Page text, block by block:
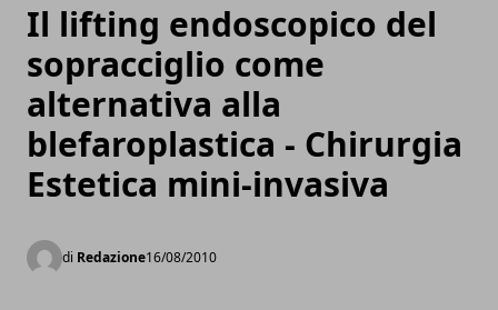
Il lifting endoscopico del
sopracciglio come
alternativa alla
blefaroplastica - Chirurgia
Estetica mini-invasiva
di Redazione16/08/2010